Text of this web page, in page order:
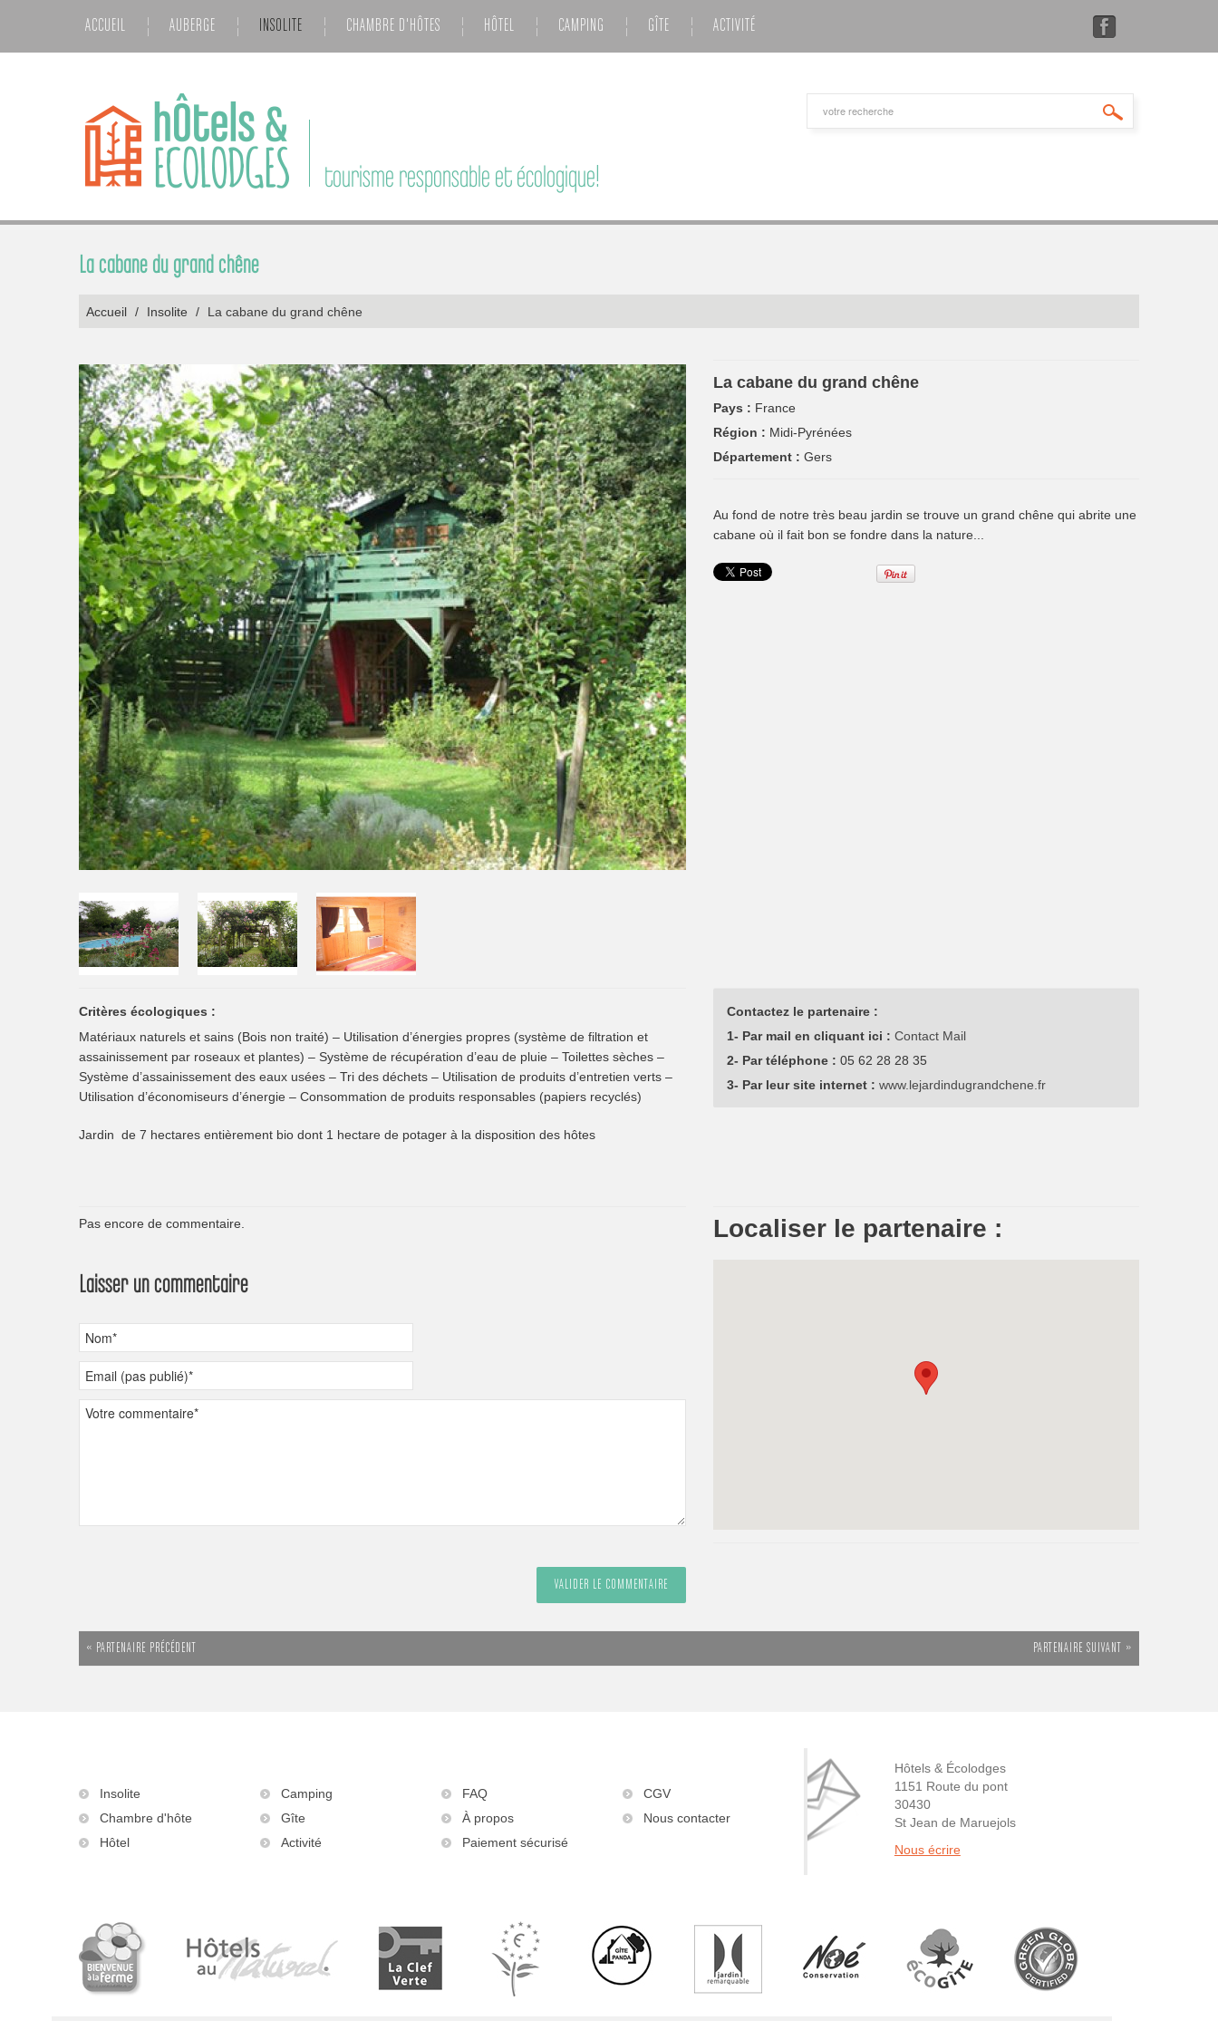
ACCUEIL AUBERGE INSOLITE CHAMBRE D'HÔTES HÔTEL CAMPING GÎTE ACTIVITÉ
tourisme responsable et écologique!
La cabane du grand chêne
Accueil / Insolite / La cabane du grand chêne
La cabane du grand chêne
Pays : France
Région : Midi-Pyrénées
Département : Gers
Au fond de notre très beau jardin se trouve un grand chêne qui abrite une
cabane où il fait bon se fondre dans la nature...
Critères écologiques :
Matériaux naturels et sains (Bois non traité) – Utilisation d’énergies propres (système de filtration et
assainissement par roseaux et plantes) – Système de récupération d’eau de pluie – Toilettes sèches –
Système d’assainissement des eaux usées – Tri des déchets – Utilisation de produits d’entretien verts –
Utilisation d’économiseurs d’énergie – Consommation de produits responsables (papiers recyclés)
Jardin de 7 hectares entièrement bio dont 1 hectare de potager à la disposition des hôtes
Contactez le partenaire :
1- Par mail en cliquant ici : Contact Mail
2- Par téléphone : 05 62 28 28 35
3- Par leur site internet : www.lejardindugrandchene.fr
Pas encore de commentaire.
Laisser un commentaire
Localiser le partenaire :
« PARTENAIRE PRÉCÉDENT PARTENAIRE SUIVANT »
Insolite
Chambre d'hôte
Hôtel
Camping
Gîte
Activité
FAQ
À propos
Paiement sécurisé
CGV
Nous contacter
Hôtels & Écolodges
1151 Route du pont
30430
St Jean de Maruejols
Nous écrire